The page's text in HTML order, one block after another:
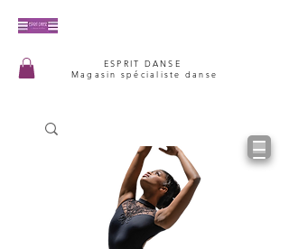
ESPRIT DANSE
Magasin spécialiste danse